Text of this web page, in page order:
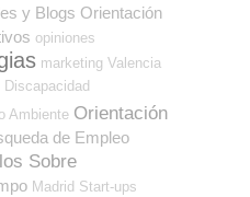
y Blogs Orientación
opiniones
marketing Valencia
Discapacidad
Ambiente Orientación
de Empleo
Sobre
Madrid Start-ups